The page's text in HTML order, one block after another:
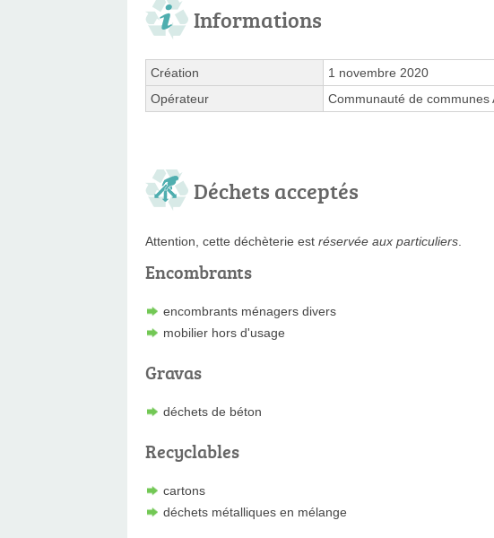
Informations
Création
1 novembre 2020
Opérateur
Communauté de communes
Déchets acceptés
Attention, cette déchèterie est réservée aux particuliers
Encombrants
encombrants ménagers divers
mobilier hors d'usage
Gravas
déchets de béton
Recyclables
cartons
déchets métalliques en mélange